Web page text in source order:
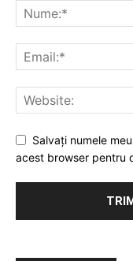
Salvați numele
acest browser pentru